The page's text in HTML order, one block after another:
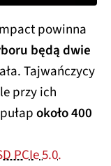
powinna
będą dwie
Tajwańczycy
przy ich
około 400
PCIe 5.0.